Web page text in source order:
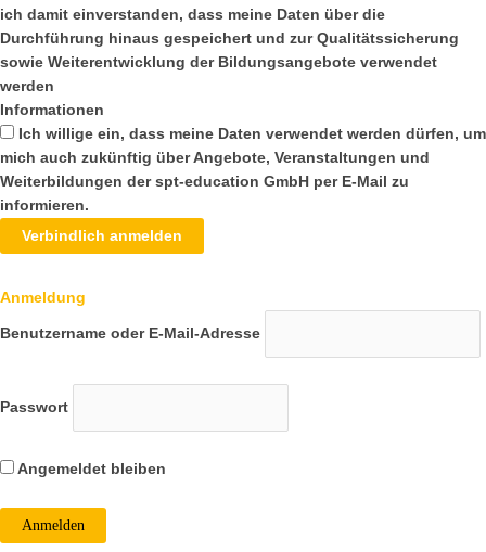
ich damit einverstanden, dass meine Daten über die
Durchführung hinaus gespeichert und zur Qualitätssicherung
sowie Weiterentwicklung der Bildungsangebote verwendet
werden
Informationen
Ich willige ein, dass meine Daten verwendet werden dürfen, um
mich auch zukünftig über Angebote, Veranstaltungen und
Weiterbildungen der spt-education GmbH per E-Mail zu
informieren.
Verbindlich anmelden
Anmeldung
Benutzername oder E-Mail-Adresse
Passwort
Angemeldet bleiben